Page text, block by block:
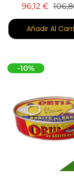
96,12 €
Añadir Al
-10%